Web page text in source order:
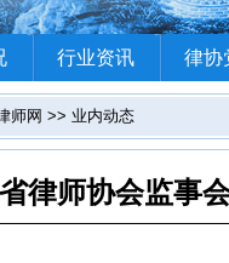
行业资讯 律协
师网 >> 业内动态
律师协会监事